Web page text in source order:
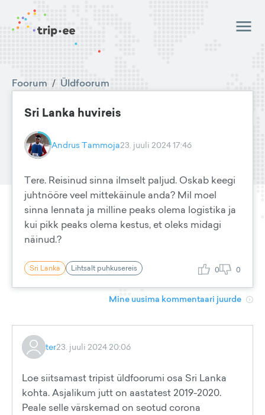
Foorum / Üldfoorum
Sri Lanka huvireis
Andrus Tammoja23. juuli 2024 17:46
Tere. Reisinud sinna ilmselt paljud. Oskab keegi
juhtnööre veel mittekäinule anda? Mil moel
sinna lennata ja milline peaks olema logistika ja
kui pikk peaks olema kestus, et oleks midagi
näinud.?
Sri Lanka Lihtsalt puhkusereis 0 0
Mine uusima kommentaari juurde
ter23. juuli 2024 20:06
Loe siitsamast tripist üldfoorumi osa Sri Lanka
kohta. Asjalikum jutt on aastatest 2019-2020.
Peale selle värskemad on seotud corona